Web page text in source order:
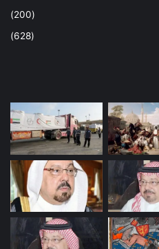
(200)
(628)